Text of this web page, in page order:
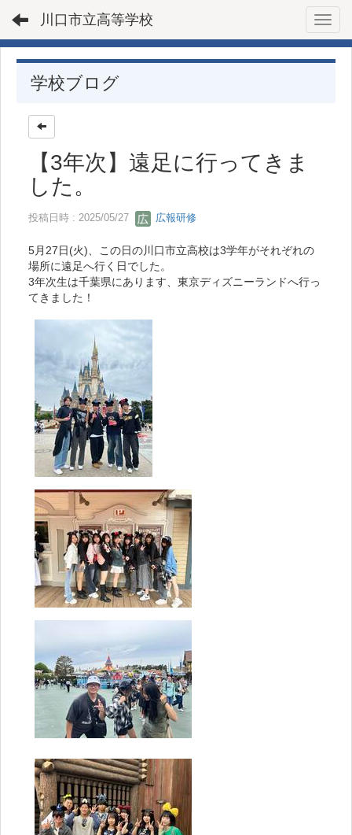
川口市立高等学校
学校ブログ
【3年次】遠足に行ってきま
した。
投稿日時 : 2025/05/27 広報研修
5月27日(火)、この日の川口市立高校は3学年がそれぞれの
場所に遠足へ行く日でした。
3年次生は千葉県にあります、東京ディズニーランドへ行っ
てきました！